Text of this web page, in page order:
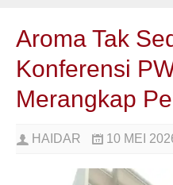
Aroma Tak
Konferensi
Merangkap
HAIDAR 10 MEI